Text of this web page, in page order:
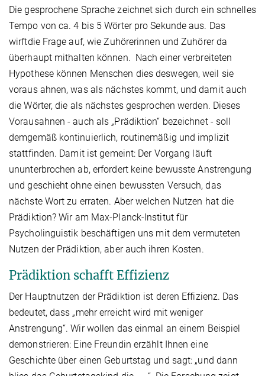
Die gesprochene Sprache zeichnet sich durch ein schnelles
Tempo von ca. 4 bis 5 Wörter pro Sekunde aus. Das
wirftdie Frage auf, wie Zuhörerinnen und Zuhörer da
überhaupt mithalten können. Nach einer verbreiteten
Hypothese können Menschen dies deswegen, weil sie
voraus ahnen, was als nächstes kommt, und damit auch
die Wörter, die als nächstes gesprochen werden. Dieses
Vorausahnen - auch als „Prädiktion“ bezeichnet - soll
demgemäß kontinuierlich, routinemäßig und implizit
stattfinden. Damit ist gemeint: Der Vorgang läuft
ununterbrochen ab, erfordert keine bewusste Anstrengung
und geschieht ohne einen bewussten Versuch, das
nächste Wort zu erraten. Aber welchen Nutzen hat die
Prädiktion? Wir am Max-Planck-Institut für
Psycholinguistik beschäftigen uns mit dem vermuteten
Nutzen der Prädiktion, aber auch ihren Kosten.
Prädiktion schafft Effizienz
Der Hauptnutzen der Prädiktion ist deren Effizienz. Das
bedeutet, dass „mehr erreicht wird mit weniger
Anstrengung“. Wir wollen das einmal an einem Beispiel
demonstrieren: Eine Freundin erzählt Ihnen eine
Geschichte über einen Geburtstag und sagt: „und dann